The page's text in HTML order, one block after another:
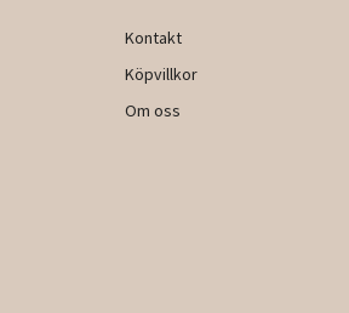
Kontakt
Köpvillkor
Om oss